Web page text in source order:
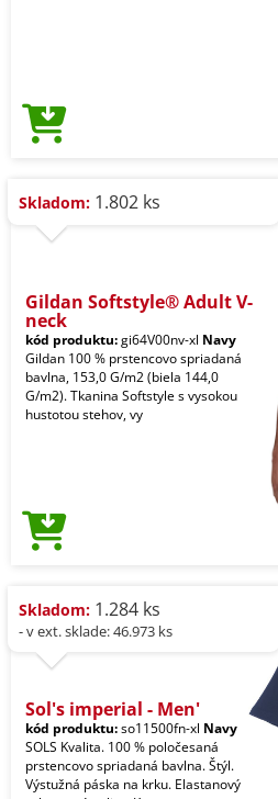
Skladom: 1.802 ks
Gildan Softstyle® Adult V-
neck
kód produktu:gi64V00nv-xl Navy
Gildan 100 % prstencovo spriadaná
bavlna, 153,0 G/m2 (biela 144,0
G/m2). Tkanina Softstyle s vysokou
hustotou stehov, vy
Skladom: 1.284 ks
- v ext. sklade: 46.973 ks
Sol's imperial - Men'
kód produktu:so11500fn-xl Navy
SOLS Kvalita. 100 % poločesaná
prstencovo spriadaná bavlna. Štýl.
Výstužná páska na krku. Elastanový